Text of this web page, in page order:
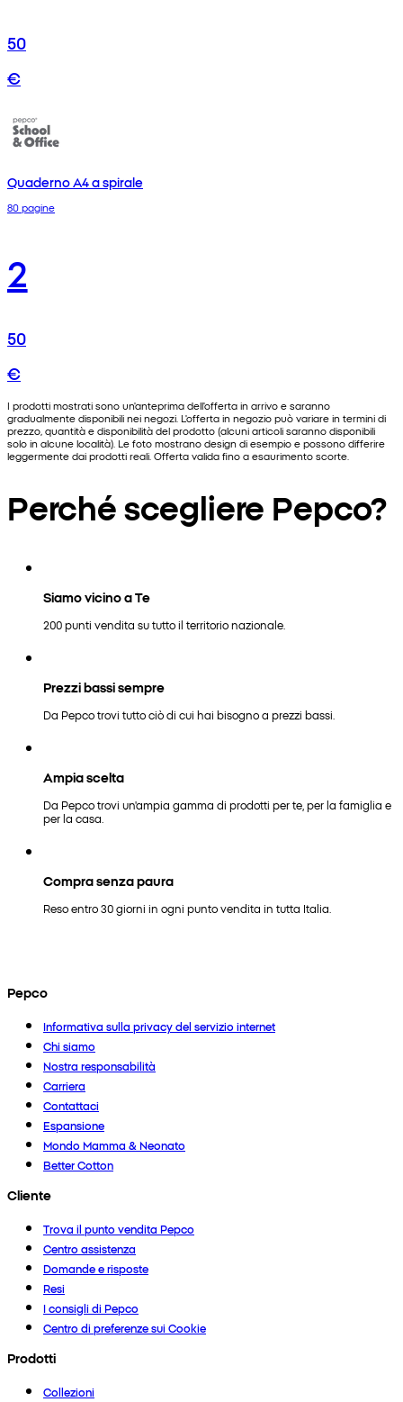
50
€
Quaderno A4 a spirale
80 pagine
2
50
€
I prodotti mostrati sono un'anteprima dell'offerta in arrivo e saranno
gradualmente disponibili nei negozi. L'offerta in negozio può variare in termini di
prezzo, quantità e disponibilità del prodotto (alcuni articoli saranno disponibili
solo in alcune località). Le foto mostrano design di esempio e possono differire
leggermente dai prodotti reali. Offerta valida fino a esaurimento scorte.
Perché scegliere Pepco?
Siamo vicino a Te
200 punti vendita su tutto il territorio nazionale.
Prezzi bassi sempre
Da Pepco trovi tutto ciò di cui hai bisogno a prezzi bassi.
Ampia scelta
Da Pepco trovi un'ampia gamma di prodotti per te, per la famiglia e
per la casa.
Compra senza paura
Reso entro 30 giorni in ogni punto vendita in tutta Italia.
Pepco
Informativa sulla privacy del servizio internet
Chi siamo
Nostra responsabilità
Carriera
Contattaci
Espansione
Mondo Mamma & Neonato
Better Cotton
Cliente
Trova il punto vendita Pepco
Centro assistenza
Domande e risposte
Resi
I consigli di Pepco
Centro di preferenze sui Cookie
Prodotti
Collezioni